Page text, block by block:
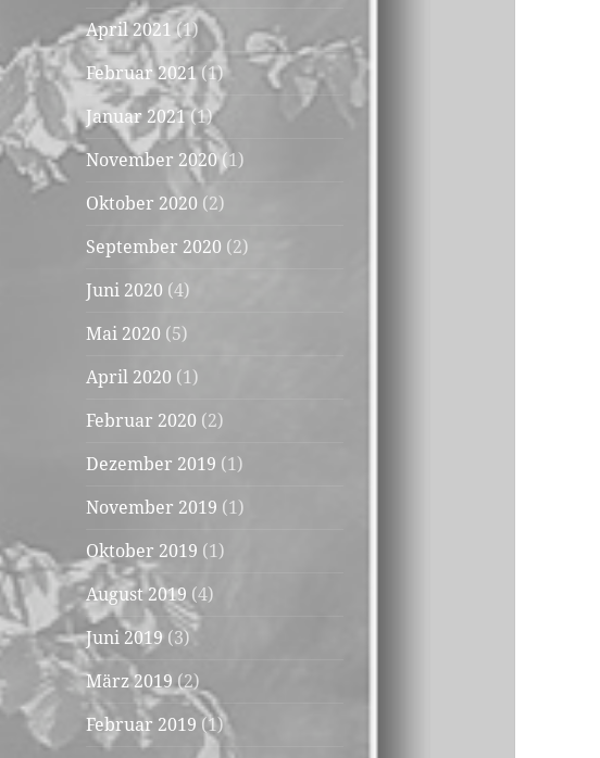
April 2021(1)
Februar 2021(1)
Januar 2021(1)
November 2020(1)
Oktober 2020 (2)
September 2020 (2)
Juni 2020 (4)
Mai 2020 (5)
April 2020 (1)
Februar 2020 (2)
Dezember 2019 (1)
November 2019 (1)
Oktober 2019 (1)
August 2019 (4)
Juni 2019 (3)
März 2019 (2)
Februar 2019 (1)